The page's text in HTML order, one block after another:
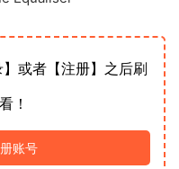
或者【注册】之后刷
！
账号